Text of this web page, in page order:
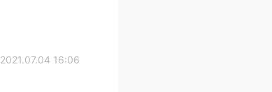
2021.07.04 16:06